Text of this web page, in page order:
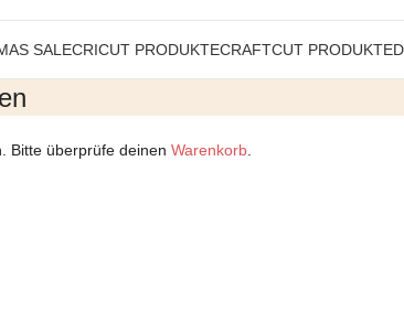
SALECRICUT PRODUKTECRAFTCUT PRODUKTE
Bitte überprüfe deinen Warenkorb